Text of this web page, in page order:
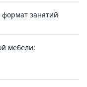
формат занятий
мебели: